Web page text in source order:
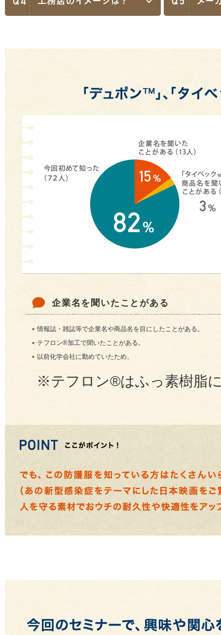
企業名を聞いたことがある
情報誌・雑誌等で企業名や商品名を目にしたことがある。
テフロン®加工で聞いたことがある。
以前化学会社に勤めていたため。
※テフロン®はふっ素樹脂